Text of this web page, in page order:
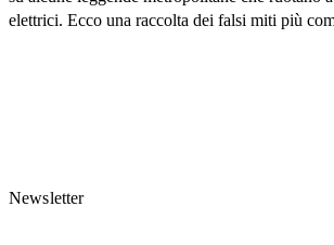
elettrici. Ecco una raccolta dei falsi miti più
Newsletter